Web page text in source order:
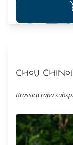
Chou
Brassica rapa